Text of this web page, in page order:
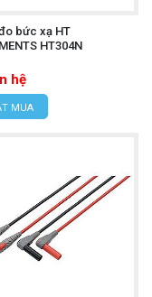
bức xạ HT
HT304N
hệ
MUA